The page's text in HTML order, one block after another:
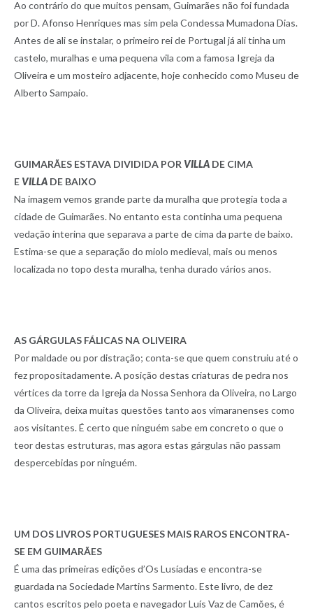
Ao contrário do que muitos pensam, Guimarães não foi fundada
por D. Afonso Henriques mas sim pela Condessa Mumadona Dias.
Antes de ali se instalar, o primeiro rei de Portugal já ali tinha um
castelo, muralhas e uma pequena vila com a famosa Igreja da
Oliveira e um mosteiro adjacente, hoje conhecido como Museu de
Alberto Sampaio.
GUIMARÃES ESTAVA DIVIDIDA POR VILLA DE CIMA
E VILLA DE BAIXO
Na imagem vemos grande parte da muralha que protegia toda a
cidade de Guimarães. No entanto esta continha uma pequena
vedação interina que separava a parte de cima da parte de baixo.
Estima-se que a separação do miolo medieval, mais ou menos
localizada no topo desta muralha, tenha durado vários anos.
AS GÁRGULAS FÁLICAS NA OLIVEIRA
Por maldade ou por distração; conta-se que quem construiu até o
fez propositadamente. A posição destas criaturas de pedra nos
vértices da torre da Igreja da Nossa Senhora da Oliveira, no Largo
da Oliveira, deixa muitas questões tanto aos vimaranenses como
aos visitantes. É certo que ninguém sabe em concreto o que o
teor destas estruturas, mas agora estas gárgulas não passam
despercebidas por ninguém.
UM DOS LIVROS PORTUGUESES MAIS RAROS ENCONTRA-
SE EM GUIMARÃES
É uma das primeiras edições d’Os Lusíadas e encontra-se
guardada na Sociedade Martins Sarmento. Este livro, de dez
cantos escritos pelo poeta e navegador Luís Vaz de Camões, é